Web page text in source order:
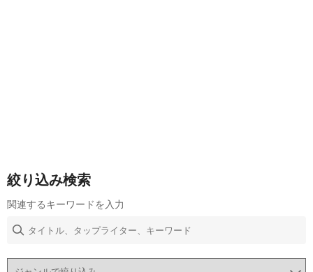
絞り込み検索
関連するキーワードを入力